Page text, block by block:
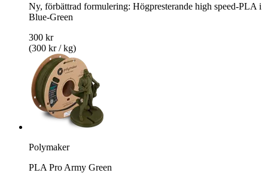
Ny, förbättrad formulering: Högpresterande high speed-PLA i
Blue-Green
300 kr
(300 kr / kg)
Polymaker
PLA Pro Army Green